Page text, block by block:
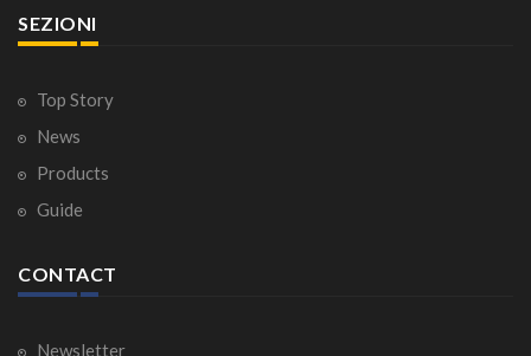
SEZIONI
Top Story
News
Products
Guide
CONTACT
Newsletter